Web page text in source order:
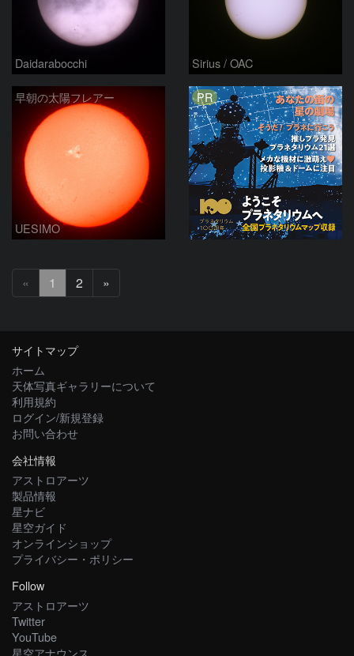
Daidarabocchi Sirius / OAC
早朝の太陽フレアー
UESIMO
PR
« 1 2 »
へ
サイトマップ
ホーム
天体写真ギャラリーについて
利用規約
ログイン/新規登録
お問い合わせ
会社情報
アストロアーツ
製品情報
星ナビ
星空ガイド
オンラインショップ
プライバシー・ポリシー
Follow
アストロアーツ
Twitter
YouTube
星空アナウンス